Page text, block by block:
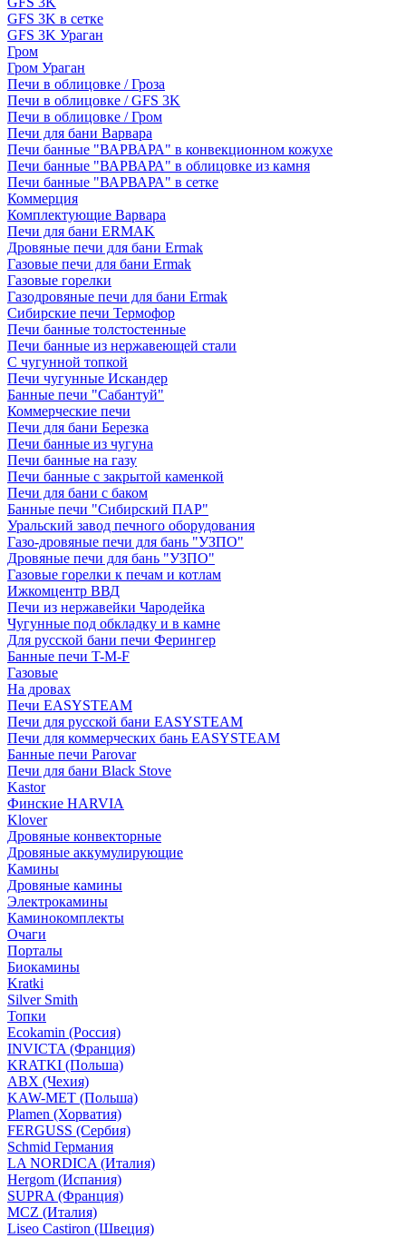
GFS 3K в сетке
GFS 3K Ураган
Гром
Гром Ураган
Печи в облицовке / Гроза
Печи в облицовке / GFS 3K
Печи в облицовке / Гром
Печи для бани Варвара
Печи банные "ВАРВАРА" в конвекционном кожухе
Печи банные "ВАРВАРА" в облицовке из камня
Печи банные "ВАРВАРА" в сетке
Коммерция
Комплектующие Варвара
Печи для бани ERMAK
Дровяные печи для бани Ermak
Газовые печи для бани Ermak
Газовые горелки
Газодровяные печи для бани Ermak
Сибирские печи Термофор
Печи банные толстостенные
Печи банные из нержавеющей стали
С чугунной топкой
Печи чугунные Искандер
Банные печи "Сабантуй"
Коммерческие печи
Печи для бани Березка
Печи банные из чугуна
Печи банные на газу
Печи банные с закрытой каменкой
Печи для бани с баком
Банные печи "Сибирский ПАР"
Уральский завод печного оборудования
Газо-дровяные печи для бань "УЗПО"
Дровяные печи для бань "УЗПО"
Газовые горелки к печам и котлам
Ижкомцентр ВВД
Печи из нержавейки Чародейка
Чугунные под обкладку и в камне
Для русской бани печи Ферингер
Банные печи T-M-F
Газовые
На дровах
Печи EASYSTEAM
Печи для русской бани EASYSTEAM
Печи для коммерческих бань EASYSTEAM
Банные печи Parovar
Печи для бани Black Stove
Kastor
Финские HARVIA
Klover
Дровяные конвекторные
Дровяные аккумулирующие
Камины
Дровяные камины
Электрокамины
Каминокомплекты
Очаги
Порталы
Биокамины
Kratki
Silver Smith
Топки
Ecokamin (Россия)
INVICTA (Франция)
KRATKI (Польша)
ABX (Чехия)
KAW-MET (Польша)
Plamen (Хорватия)
FERGUSS (Сербия)
Schmid Германия
LA NORDICA (Италия)
Hergom (Испания)
SUPRA (Франция)
MCZ (Италия)
Liseo Castiron (Швеция)